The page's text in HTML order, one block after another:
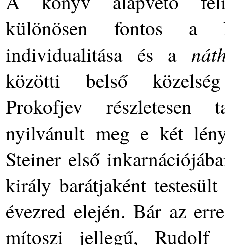
különösen fontos a
individualitása és a
közötti belső közelség
Prokofjev részletesen
nyilvánult meg e két
Steiner első
király barátjaként
évezred elején. Bár az
mítoszi jellegű, Rudolf